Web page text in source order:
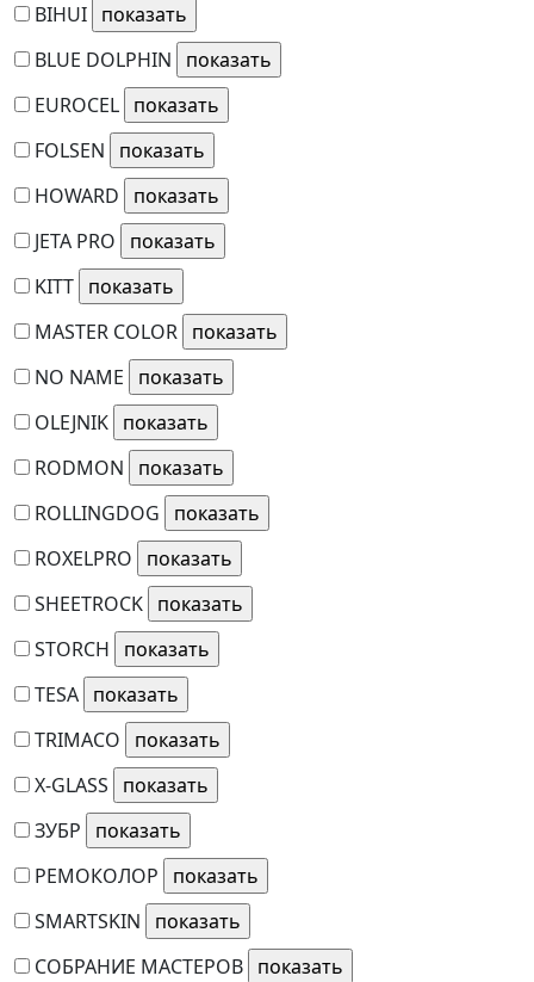
BIHUI
BLUE DOLPHIN
EUROCEL
FOLSEN
HOWARD
JETA PRO
KITT
MASTER COLOR
NO NAME
OLEJNIK
RODMON
ROLLINGDOG
ROXELPRO
SHEETROCK
STORCH
TESA
TRIMACO
X-GLASS
ЗУБР
РЕМОКОЛОР
SMARTSKIN
СОБРАНИЕ МАСТЕРОВ